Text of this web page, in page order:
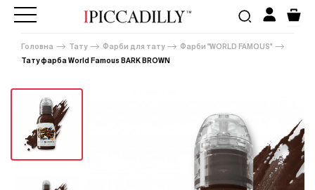
Головна Тату Фарби для тату
Фарби "WORLD FAMOUS"
Тату фарба World Famous BARK BROWN